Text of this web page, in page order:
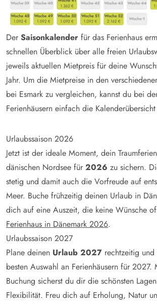
Der Saisonkalender für das Ferienhaus
schnellen Überblick über alle freien
jeweils aktuellen Mietpreis für deine
Jahr. Um die Mietpreise in den
bei Esmark zu vergleichen, kannst du bei
Ferienhäusern einfach die
Urlaubssaison 2026
Jetzt ist der ideale Moment, dein
dänischen Nordsee für 2026 zu sichern.
stetig und damit auch die Vorfreude auf
Meer. Buche frühzeitig deinen Urlaub in
dich auf eine Auszeit, die keine Wünsche
Ferienhaus in Dänemark 2026.
Urlaubssaison 2027
Plane deinen Urlaub 2027 rechtzeitig
besten Auswahl an Ferienhäusern für 2027.
Buchung sicherst du dir die schönsten
Flexibilität. Freu dich auf Erholung, Natur